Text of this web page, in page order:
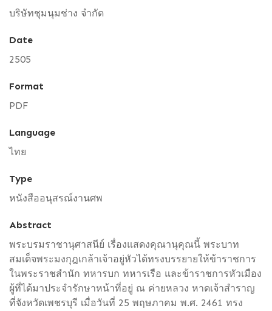
บริษัทชุมนุมช่าง จำกัด
Date
2505
Format
PDF
Language
ไทย
Type
หนังสืออนุสรณ์งานศพ
Abstract
พระบรมราชานุศาสนีย์ เรื่องแสดงคุณานุคุณนี้ พระบาท
สมเด็จพระมงกุฎเกล้าเจ้าอยู่หัวได้ทรงบรรยายให้ข้าราชการ
ในพระราชสำนัก ทหารบก ทหารเรือ และข้าราชการหัวเมือง
ผู้ที่ได้มาประจำรักษาหน้าที่อยู่ ณ ค่ายหลวง หาดเจ้าสำราญ
ที่จังหวัดเพชรบุรี เมื่อวันที่ 25 พฤษภาคม พ.ศ. 2461 ทรง